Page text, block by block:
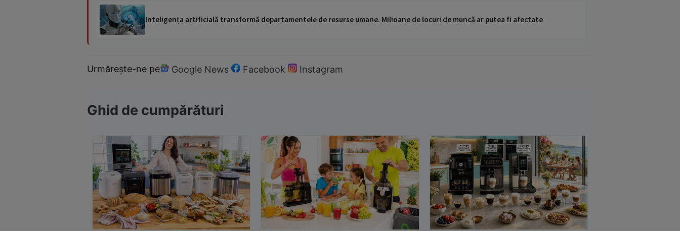
Inteligența artificială transformă departamentele de resurse umane. Milioane de locuri de muncă ar putea fi afectate
Urmărește-ne pe Google News Facebook Instagram
Ghid de cumpărături